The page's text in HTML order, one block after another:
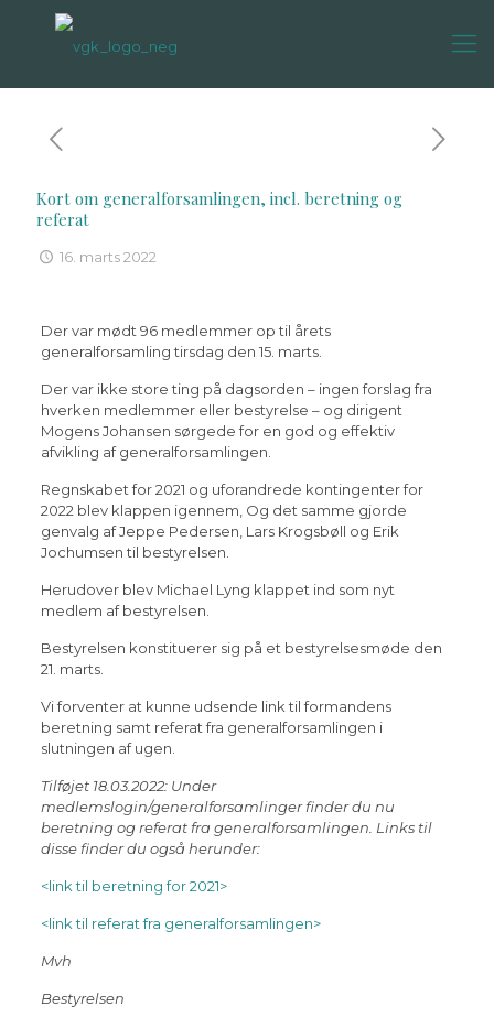
Kort om generalforsamlingen, incl. beretning og
referat
16. marts 2022
Der var mødt 96 medlemmer op til årets
generalforsamling tirsdag den 15. marts.
Der var ikke store ting på dagsorden – ingen forslag fra
hverken medlemmer eller bestyrelse – og dirigent
Mogens Johansen sørgede for en god og effektiv
afvikling af generalforsamlingen.
Regnskabet for 2021 og uforandrede kontingenter for
2022 blev klappen igennem, Og det samme gjorde
genvalg af Jeppe Pedersen, Lars Krogsbøll og Erik
Jochumsen til bestyrelsen.
Herudover blev Michael Lyng klappet ind som nyt
medlem af bestyrelsen.
Bestyrelsen konstituerer sig på et bestyrelsesmøde den
21. marts.
Vi forventer at kunne udsende link til formandens
beretning samt referat fra generalforsamlingen i
slutningen af ugen.
Tilføjet 18.03.2022: Under
medlemslogin/generalforsamlinger finder du nu
beretning og referat fra generalforsamlingen. Links til
disse finder du også herunder:
<link til beretning for 2021>
<link til referat fra generalforsamlingen>
Mvh
Bestyrelsen